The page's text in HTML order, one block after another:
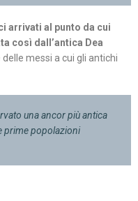
arrivati al punto da cui
così dall’antica Dea
messi a cui gli antichi
una ancor più antica
prime popolazioni